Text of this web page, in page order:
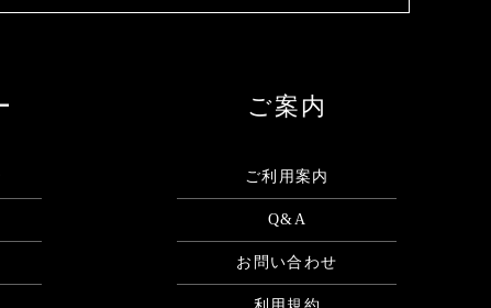
ご案内
ご利用案内
Q&A
お問い合わせ